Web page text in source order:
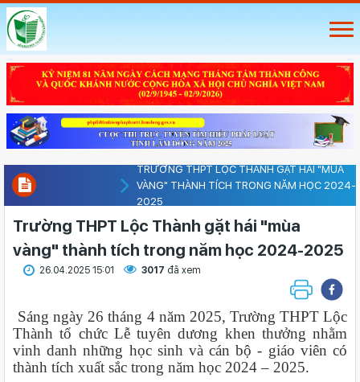
TRƯỜNG THPT LỘC THÀNH GẶT HÁI "MÙA
VÀNG" THÀNH TÍCH TRONG NĂM HỌC 2024-
2025
Trường THPT Lộc Thành gặt hái "mùa
vàng" thành tích trong năm học 2024-2025
26.04.2025 15:01 3017 đã xem
Sáng ngày 26 tháng 4 năm 2025, Trường THPT Lộc
Thành tổ chức Lễ tuyên dương khen thưởng nhằm
vinh danh những học sinh và cán bộ - giáo viên có
thành tích xuất sắc trong năm học 2024 – 2025.